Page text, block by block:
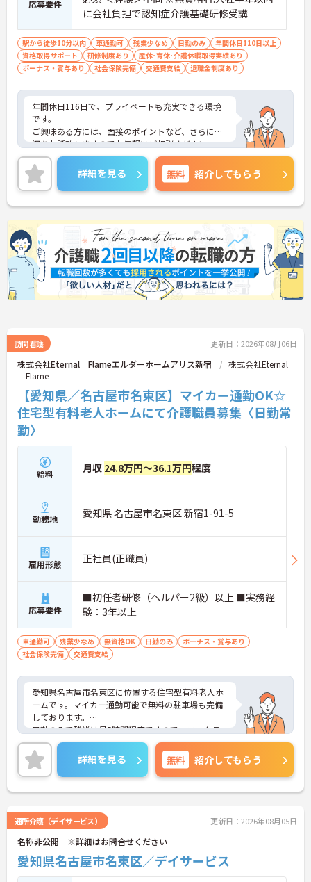
応募要件
に会社負担で認知症介護基礎研修受講
駅から徒歩10分以内 車通勤可 残業少なめ 日勤のみ
年間休日110日以上
資格取得サポート
研修制度あり
産休･育休･介護休暇取得実績あり
ボーナス・賞与あり
社会保険完備 交通費支給 退職金制度あり
年間休日116日で、プライベートも充実できる環境
です。
ご興味ある方には、面接のポイントなど、さらに詳
細をお話致しますのでお気軽にご相談ください。
詳細を見る 無料 紹介してもらう
訪問看護 更新日：2026年08月06日
株式会社Eternal Flameエルダーホームアリス新宿
株式会社Eternal
Flame
【愛知県／名古屋市名東区】マイカー通勤OK☆
住宅型有料老人ホームにて介護職員募集〈日勤常
勤〉
給料 月収 24.8万円～36.1万円程度
勤務地 愛知県 名古屋市名東区 新宿1-91-5
雇用形態 正社員(正職員)
応募要件
■初任者研修（ヘルパー2級）以上 ■実務経
験：3年以上
車通勤可 残業少なめ 無資格OK 日勤のみ
ボーナス・賞与あり
社会保険完備
交通費支給
愛知県名古屋市名東区に位置する住宅型有料老人ホ
ームです。マイカー通勤可能で無料の駐車場も完備
しております。
日勤のみで残業は月5時間程度ですので、ワークラ
イフバランスの実現が目指せる環境です。
ご興味のある方には、面接対策ポイントなど、さら
に詳細をお話しいたしますのでお気軽にご相談くだ
さい！
詳細を見る 無料 紹介してもらう
通所介護（デイサービス） 更新日：2026年08月05日
名称非公開 ※詳細はお問合せください
愛知県名古屋市名東区／デイサービス